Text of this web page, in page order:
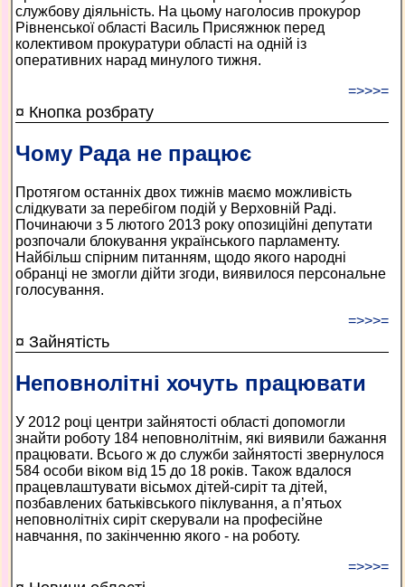
службову діяльність. На цьому наголосив прокурор
Рівненської області Василь Присяжнюк перед
колективом прокуратури області на одній із
оперативних нарад минулого тижня.
=>>>=
¤ Кнопка розбрату
Чому Рада не працює
Протягом останніх двох тижнів маємо можливість
слідкувати за перебігом подій у Верховній Раді.
Починаючи з 5 лютого 2013 року опозиційні депутати
розпочали блокування українського парламенту.
Найбільш спірним питанням, щодо якого народні
обранці не змогли дійти згоди, виявилося персональне
голосування.
=>>>=
¤ Зайнятість
Неповнолітні хочуть працювати
У 2012 році центри зайнятості області допомогли
знайти роботу 184 неповнолітнім, які виявили бажання
працювати. Всього ж до служби зайнятості звернулося
584 особи віком від 15 до 18 років. Також вдалося
працевлаштувати вісьмох дітей-сиріт та дітей,
позбавлених батьківського піклування, а п’ятьох
неповнолітніх сиріт скерували на професійне
навчання, по закінченню якого - на роботу.
=>>>=